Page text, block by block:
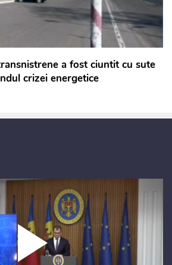
a fost ciuntit cu sute
crizei energetice